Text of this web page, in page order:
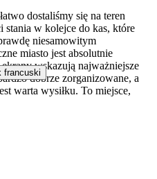
dostaliśmy się na teren
stania w kolejce do kas, które
niesamowitym
miasto jest absolutnie
wskazują najważniejsze
dobrze zorganizowane, a
warta wysiłku. To miejsce,
francuski